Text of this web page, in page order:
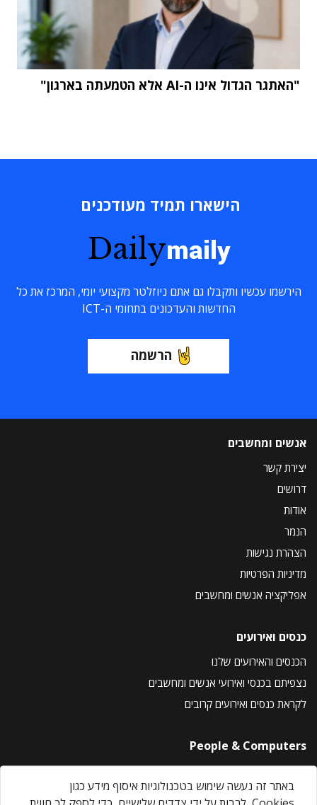
"האתגר הגדול אינו ה-AI אלא הטמעתה בארגון"
הישארו תמיד מעודכנים
Dailymaily
הירשמו עכשיו ותקבלו גם אתם ניוזלטר מקצועי יומי, המרכז את כל
החדשות והעדכונים בתחומי ה-ICT
הרשמה
אנשים ומחשבים
יצירת קשר
דרושים
אודות
הנמר
הצהרת נגישות
מדיניות הפרטיות
אפליקציה אנשים ומחשבים
כנסים ואירועים
הכנסים והאירועים שלנו
נצפיתם בכנסי ואירועי אנשים ומחשבים
לקראת כנסים ואירועים קרובים
People & Computers
About Us
Privacy Policy
באתר זה נעשה שימוש בטכנולוגיות איסוף מידע כגון